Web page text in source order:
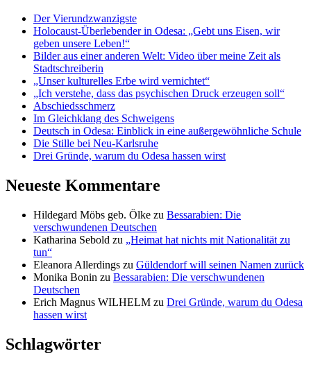
Der Vierundzwanzigste
Holocaust-Überlebender in Odesa: „Gebt uns Eisen, wir
geben unsere Leben!“
Bilder aus einer anderen Welt: Video über meine Zeit als
Stadtschreiberin
„Unser kulturelles Erbe wird vernichtet“
„Ich verstehe, dass das psychischen Druck erzeugen soll“
Abschiedsschmerz
Im Gleichklang des Schweigens
Deutsch in Odesa: Einblick in eine außergewöhnliche Schule
Die Stille bei Neu-Karlsruhe
Drei Gründe, warum du Odesa hassen wirst
Neueste Kommentare
Hildegard Möbs geb. Ölke zu Bessarabien: Die
verschwundenen Deutschen
Katharina Sebold zu „Heimat hat nichts mit Nationalität zu
tun“
Eleanora Allerdings zu Güldendorf will seinen Namen zurück
Monika Bonin zu Bessarabien: Die verschwundenen
Deutschen
Erich Magnus WILHELM zu Drei Gründe, warum du Odesa
hassen wirst
Schlagwörter